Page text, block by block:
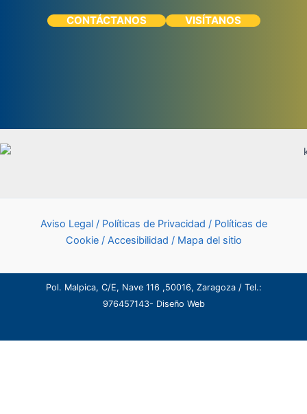
CONTÁCTANOS VISÍTANOS
Aviso Legal/ Políticas de Privacidad / Políticas de
Cookie/ Accesibilidad / Mapa del sitio
Pol. Malpica, C/E, Nave 116 ,50016, Zaragoza / Tel.:
976457143- Diseño Web